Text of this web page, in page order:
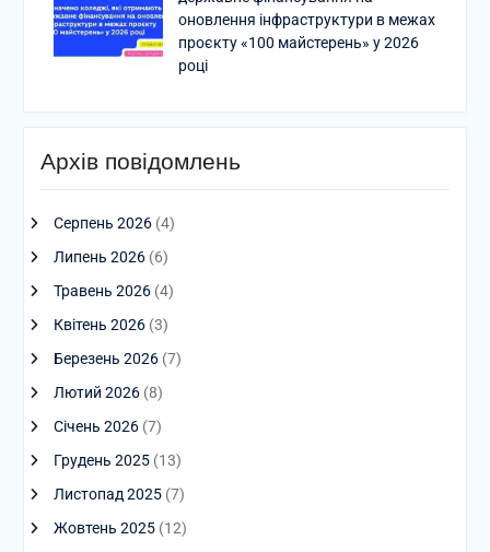
оновлення інфраструктури в межах
проєкту «100 майстерень» у 2026
році
Архів повідомлень
Серпень 2026(4)
Липень 2026(6)
Травень 2026(4)
Квітень 2026(3)
Березень 2026(7)
Лютий 2026(8)
Січень 2026(7)
Грудень 2025(13)
Листопад 2025(7)
Жовтень 2025(12)